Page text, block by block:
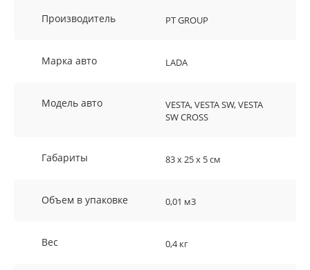
Производитель PT GROUP
Марка авто LADA
Модель авто
VESTA, VESTA SW, VESTA
SW CROSS
Габариты 83 х 25 х 5 см
Объем в упаковке 0,01 м3
Вес 0,4 кг